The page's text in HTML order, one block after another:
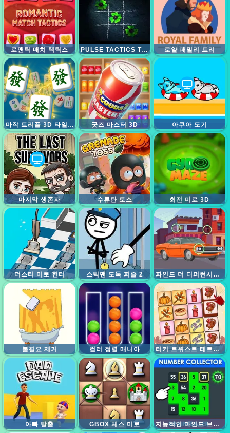
로맨틱 매치 택틱스 PULSE TACTICS TIC TAC TOE 로얄 패밀리 트리
마작 트리플 3D 타일 매치 굿즈 마스터 3D 아쿠아 도기
마지막 생존자 수류탄 토스 회전 미로 3D
더스티 미로 헌터 스틱맨 도둑 퍼즐 2 파인드 더 디퍼런시즈 카즈
불필요 제거 컬러 정렬 매니아 터키 트위스트 테트리즈
아빠 탈출 GBOX 체스 미로 지능적인 마인드 브레이커 논리 게임